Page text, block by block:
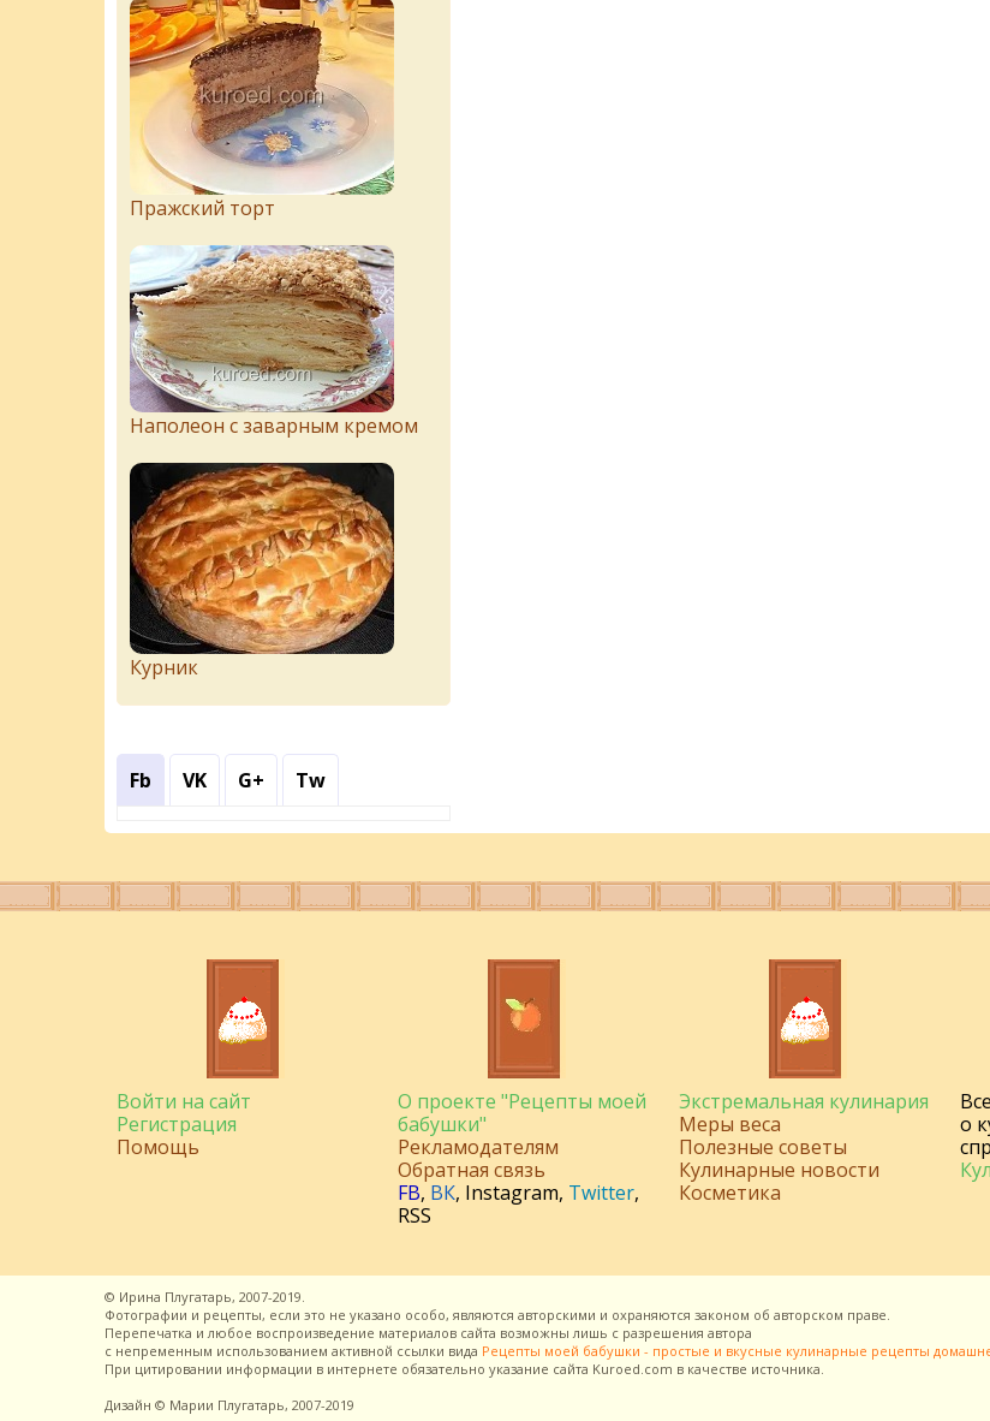
Пражский торт
Наполеон с заварным кремом
Курник
Fb VK G+ Tw
Войти на сайт
Регистрация
Помощь
О проекте "Рецепты моей
бабушки"
Рекламодателям
Обратная связь
FB, ВК, Instagram, Twitter,
RSS
Экстремальная кулинария
Меры веса
Полезные советы
Кулинарные новости
Косметика
о
© Ирина Плугатарь, 2007-2019.
Фотографии и рецепты, если это не указано особо, являются авторскими и охраняются законом об авторском праве.
Перепечатка и любое воспроизведение материалов сайта возможны лишь с разрешения автора
с непременным использованием активной ссылки вида Рецепты моей бабушки - простые и вкусные кулинарные рецепты
При цитировании информации в интернете обязательно указание сайта Kuroed.com в качестве источника.
Дизайн © Марии Плугатарь, 2007-2019